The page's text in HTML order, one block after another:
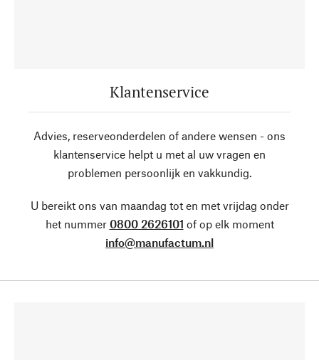
Klantenservice
Advies, reserveonderdelen of andere wensen - ons
klantenservice helpt u met al uw vragen en
problemen persoonlijk en vakkundig.
U bereikt ons van maandag tot en met vrijdag onder
het nummer 0800 2626101 of op elk moment
info@manufactum.nl